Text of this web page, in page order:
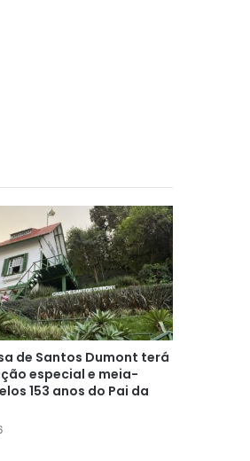
de Santos Dumont terá
especial e meia-
153 anos do Pai da